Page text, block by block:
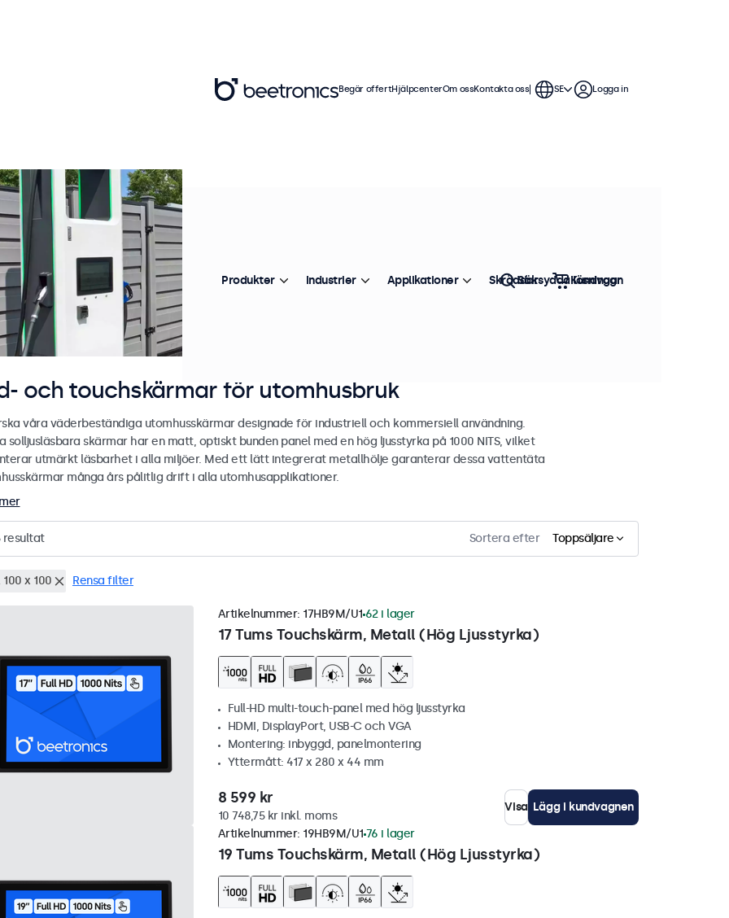
och touchskärmar för utomhusbruk
våra väderbeständiga utomhusskärmar designade för industriell och kommersiell användning.
solljusläsbara skärmar har en matt, optiskt bunden panel med en hög ljusstyrka på 1000 NITS, vilket
utmärkt läsbarhet i alla miljöer. Med ett lätt integrerat metallhölje garanterar dessa vattentäta
många års pålitlig drift i alla utomhusapplikationer.
resultat Sortera efter Toppsäljare
100 x 100 Rensa filter
17 Tums Touchskärm, Metall (Hög Ljusstyrka)
Artikelnummer: 17HB9M/U1 62 i lager
Full-HD multi-touch-panel med hög ljusstyrka
HDMI, DisplayPort, USB-C och VGA
Montering: inbyggd, panelmontering
Yttermått: 417 x 280 x 44 mm
8 599 kr
10 748,75 kr inkl. moms
Visa Lägg i kundvagnen
19 Tums Touchskärm, Metall (Hög Ljusstyrka)
Artikelnummer: 19HB9M/U1 76 i lager
Begär offertHjälpcenterOm ossKontakta oss SE Logga in
Produkter Industrier Applikationer Skräddarsydda lösningar
Sök Kundvagn